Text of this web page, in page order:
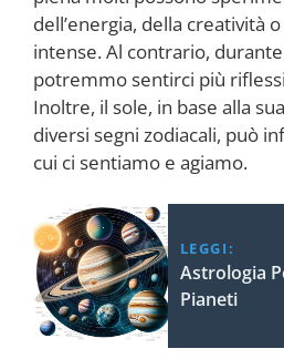
dell’energia, della creatività
intense. Al contrario,
potremmo sentirci più
Inoltre, il sole, in base alla
diversi segni zodiacali, può
cui ci sentiamo e agiamo.
LEGGI:
Astrologia
Pianeti